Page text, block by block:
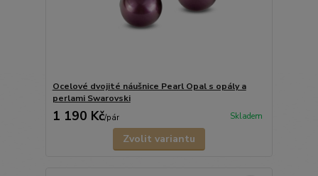
Ocelové dvojité náušnice Pearl Opal s opály a
perlami Swarovski
1 190 Kč/pár Skladem
Zvolit variantu